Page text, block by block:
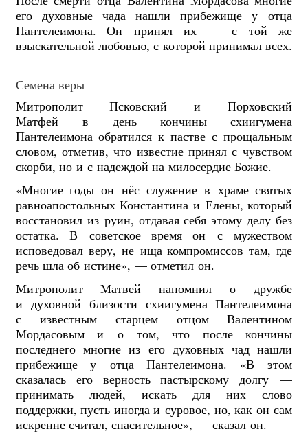
его духовные чада нашли прибежище у отца
Пантелеимона. Он принял их — с той же
взыскательной любовью, с которой принимал всех.
Семена веры
Митрополит Псковский и Порховский
Матфей в день кончины схиигумена
Пантелеимона обратился к пастве с прощальным
словом, отметив, что известие принял с чувством
скорби, но и с надеждой на милосердие Божие.
«Многие годы он нёс служение в храме святых
равноапостольных Константина и Елены, который
восстановил из руин, отдавая себя этому делу без
остатка. В советское время он с мужеством
исповедовал веру, не ища компромиссов там, где
речь шла об истине», — отметил он.
Митрополит Матвей напомнил о дружбе
и духовной близости схиигумена Пантелеимона
с известным старцем отцом Валентином
Мордасовым и о том, что после кончины
последнего многие из его духовных чад нашли
прибежище у отца Пантелеимона. «В этом
сказалась его верность пастырскому долгу —
принимать людей, искать для них слово
поддержки, пусть иногда и суровое, но, как он сам
искренне считал, спасительное», — сказал он.